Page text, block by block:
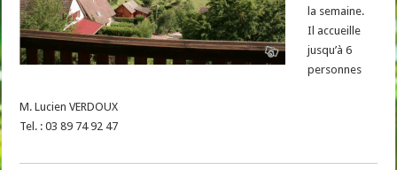
la semaine.
Il accueille
jusqu’à 6
personnes
M. Lucien VERDOUX
Tel. : 03 89 74 92 47